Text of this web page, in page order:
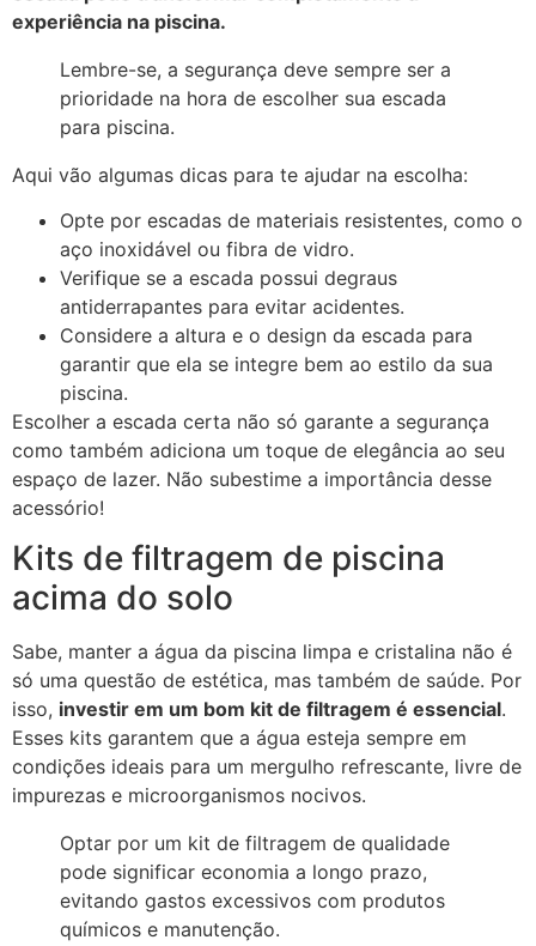
experiência na piscina.
Lembre-se, a segurança deve sempre ser a
prioridade na hora de escolher sua escada
para piscina.
Aqui vão algumas dicas para te ajudar na escolha:
Opte por escadas de materiais resistentes, como o
aço inoxidável ou fibra de vidro.
Verifique se a escada possui degraus
antiderrapantes para evitar acidentes.
Considere a altura e o design da escada para
garantir que ela se integre bem ao estilo da sua
piscina.
Escolher a escada certa não só garante a segurança
como também adiciona um toque de elegância ao seu
espaço de lazer. Não subestime a importância desse
acessório!
Kits de filtragem de piscina
acima do solo
Sabe, manter a água da piscina limpa e cristalina não é
só uma questão de estética, mas também de saúde. Por
isso, investir em um bom kit de filtragem é essencial.
Esses kits garantem que a água esteja sempre em
condições ideais para um mergulho refrescante, livre de
impurezas e microorganismos nocivos.
Optar por um kit de filtragem de qualidade
pode significar economia a longo prazo,
evitando gastos excessivos com produtos
químicos e manutenção.